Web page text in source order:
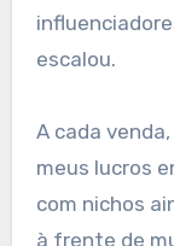
escalou.
A cada
meus lucros
com nichos
à frente de